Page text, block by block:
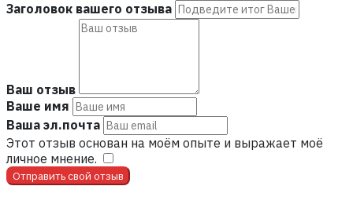
Заголовок вашего отзыва
Ваш отзыв
Ваше имя
Ваша эл.почта
Этот отзыв основан на моём опыте и выражает моё
личное мнение.
Отправить свой отзыв